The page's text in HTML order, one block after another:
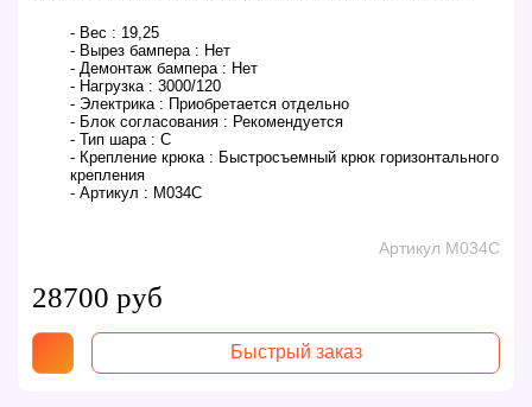
- Вес : 19,25
- Вырез бампера : Нет
- Демонтаж бампера : Нет
- Нагрузка : 3000/120
- Электрика : Приобретается отдельно
- Блок согласования : Рекомендуется
- Тип шара : C
- Крепление крюка : Быстросъемный крюк горизонтального
крепления
- Артикул : M034C
Артикул M034C
28700 руб
Быстрый заказ